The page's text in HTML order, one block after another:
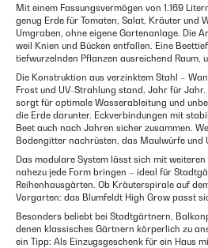
Mit einem Fassungsvermögen von 1.169
genug Erde für Tomaten, Salat, Kräuter und
Umgraben, ohne eigene Gartenanlage. Die
weil Knien und Bücken entfallen. Eine
tiefwurzelnden Pflanzen ausreichend Raum,
Die Konstruktion aus verzinktem Stahl –
Frost und UV-Strahlung stand, Jahr für
sorgt für optimale Wasserableitung und
die Erde darunter. Eckverbindungen mit
Beet auch nach Jahren sicher zusammen.
Bodengitter nachrüsten, das Maulwürfe und
Das modulare System lässt sich mit
nahezu jede Form bringen – ideal für
Reihenhausgärten. Ob Kräuterspirale auf
Vorgarten: das Blumfeldt High Grow passt
Besonders beliebt bei Stadtgärtnern,
denen klassisches Gärtnern körperlich zu
ein Tipp: Als Einzugsgeschenk für ein Haus